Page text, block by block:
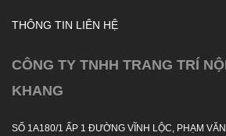
THÔNG TIN LIÊN HỆ
CÔNG TY TNHH TRANG TRÍ
KHANG
SỐ 1A180/1 ẤP 1 ĐƯỜNG VĨNH LỘC, PHẠM